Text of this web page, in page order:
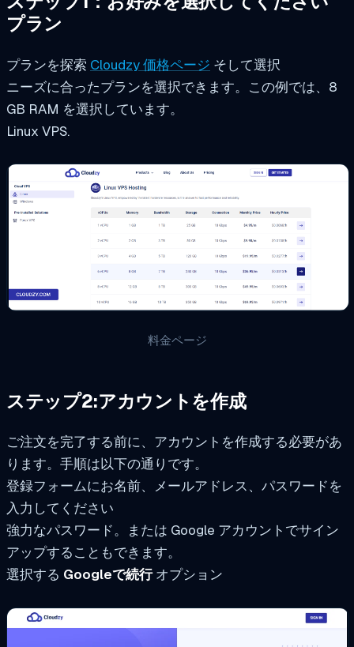
プラン
プランを探索 Cloudzy 価格ページ そして選択
ニーズに合ったプランを選択できます。この例では、8
GB RAM を選択しています。
Linux VPS.
料金ページ
ステップ2:アカウントを作成
ご注文を完了する前に、アカウントを作成する必要があ
ります。手順は以下の通りです。
登録フォームにお名前、メールアドレス、パスワードを
入力してください
強力なパスワード。または Google アカウントでサイン
アップすることもできます。
選択する Googleで続行オプション